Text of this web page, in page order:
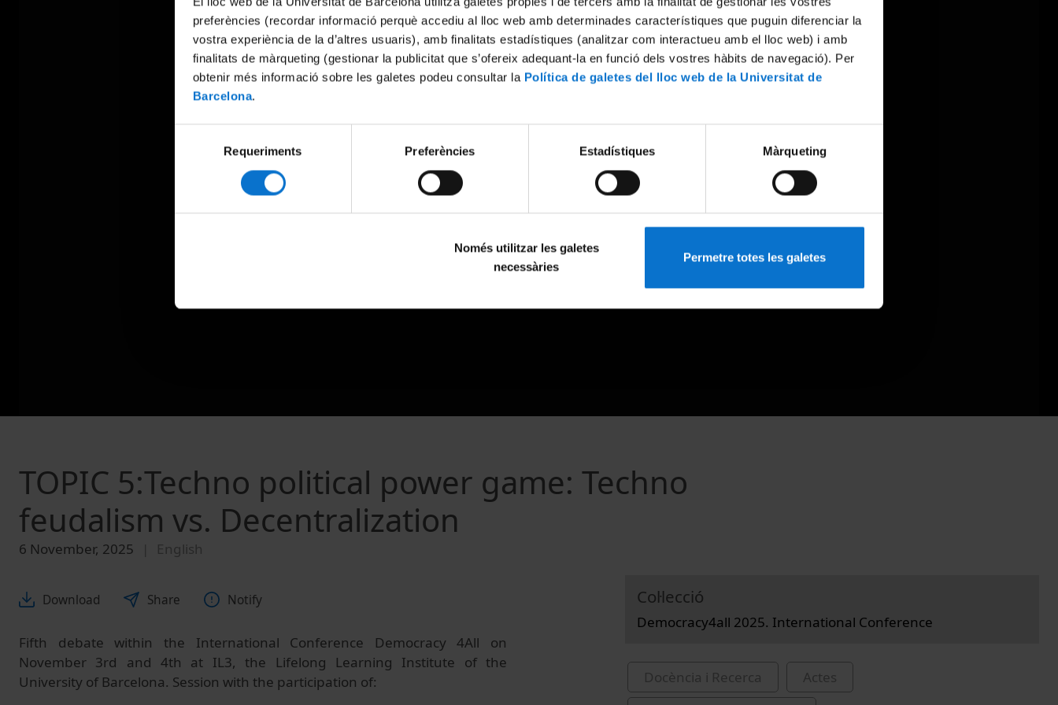
preferències (recordar informació perquè accediu al lloc web amb determinades característiques que puguin diferenciar la
vostra experiència de la d’altres usuaris), amb finalitats estadístiques (analitzar com interactueu amb el lloc web) i amb
finalitats de màrqueting (gestionar la publicitat que s’ofereix adequant-la en funció dels vostres hàbits de navegació). Per
obtenir més informació sobre les galetes podeu consultar la Política de galetes del lloc web de la Universitat de
Barcelona.
Requeriments Preferències Estadístiques Màrqueting
Només utilitzar les galetes
necessàries
Permetre totes les galetes
TOPIC 5:Techno political power game: Techno
feudalism vs. Decentralization
6 November, 2025 English
Download Share Notify
Fifth debate within the International Conference Democracy 4All on
November 3rd and 4th at IL3, the Lifelong Learning Institute of the
University of Barcelona. Session with the participation of:
Col·lecció
Democracy4all 2025. International Conference
Docència i Recerca
Actes